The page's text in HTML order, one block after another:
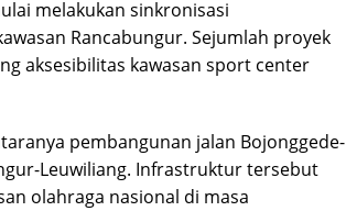
melakukan sinkronisasi
Rancabungur. Sejumlah proyek
aksesibilitas kawasan sport center
pembangunan jalan Bojonggede-
Leuwiliang. Infrastruktur tersebut
olahraga nasional di masa